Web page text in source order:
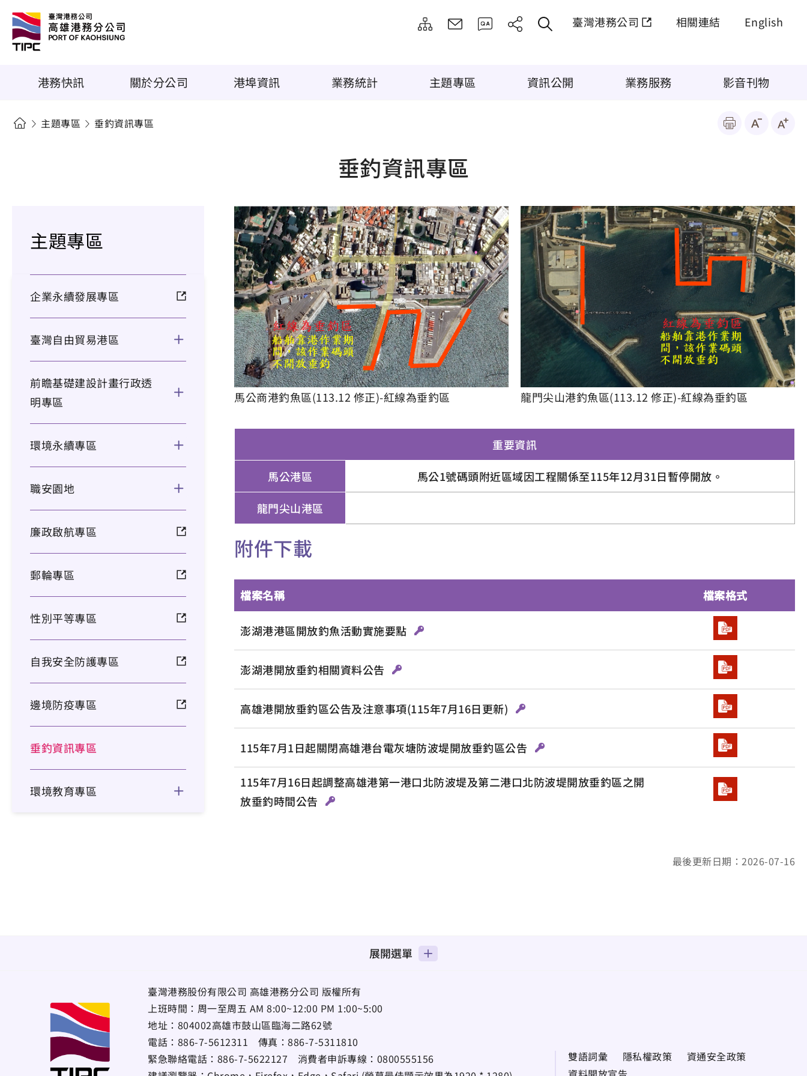
臺灣港務公司 相關連結 English
港務快訊 關於分公司 港埠資訊 業務統計 主題專區 資訊公開 業務服務 影音刊物
主題專區 垂釣資訊專區
垂釣資訊專區
主題專區
企業永續發展專區
臺灣自由貿易港區
前瞻基礎建設計畫行政透
明專區
環境永續專區
職安園地
廉政啟航專區
郵輪專區
性別平等專區
自我安全防護專區
邊境防疫專區
垂釣資訊專區
環境教育專區
馬公商港釣魚區(113.12 修正)-紅線為垂釣區 龍門尖山港釣魚區(113.12 修正)-紅線為垂釣區
重要資訊
馬公港區 馬公1號碼頭附近區域因工程關係至115年12月31日暫停開放。
龍門尖山港區
附件下載
檔案名稱 檔案格式
澎湖港港區開放釣魚活動實施要點
澎湖港開放垂釣相關資料公告
高雄港開放垂釣區公告及注意事項(115年7月16日更新)
115年7月1日起關閉高雄港台電灰塘防波堤開放垂釣區公告
115年7月16日起調整高雄港第一港口北防波堤及第二港口北防波堤開放垂釣區之開
放垂釣時間公告
最後更新日期：2026-07-16
展開選單
臺灣港務股份有限公司 高雄港務分公司 版權所有
上班時間：周一至周五 AM 8:00~12:00 PM 1:00~5:00
地址： 804002高雄市鼓山區臨海二路62號
電話： 886-7-5612311 傳真： 886-7-5311810
緊急聯絡電話： 886-7-5622127 消費者申訴專線： 0800555156
雙語詞彙 隱私權政策
資通安全政策